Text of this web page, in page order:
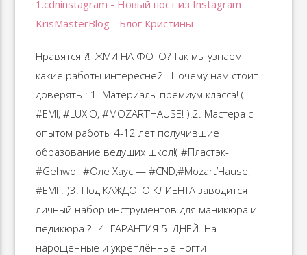
Нравятся ?! ️ ЖМИ НА ФОТО? Так мы узнаём
какие работы интересней . Почему нам стоит
доверять : 1. Материалы премиум класса! (
#EMI, #LUXIO, #MOZART’HAUSE! ).2. Мастера с
опытом работы 4-12 лет получившие
образование ведущих школ!( #Пластэк-
#Gehwol, #Оле Хаус — #CND,#Mozart’Hause,
#EMI . )3. Под КАЖДОГО КЛИЕНТА заводится
личный набор инструментов для маникюра и
педикюра ? ! 4. ГАРАНТИЯ 5 ️️️️ ДНЕЙ. На
нарощенные и укреплённые ногти